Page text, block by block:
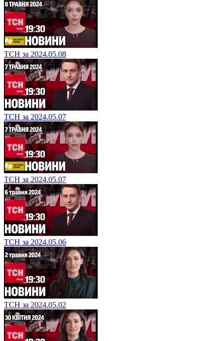
ТСН за 2024.05.08
ТСН за 2024.05.07
ТСН за 2024.05.07
ТСН за 2024.05.06
ТСН за 2024.05.02